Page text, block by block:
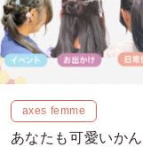
axes femme
あなたも可愛いか